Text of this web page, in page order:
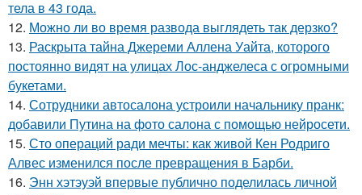
тела в 43 года.
12. Можно ли во время развода выглядеть так дерзко?
13. Раскрыта тайна Джереми Аллена Уайта, которого
постоянно видят на улицах Лос-анджелеса с огромными
букетами.
14. Сотрудники автосалона устроили начальнику пранк:
добавили Путина на фото салона с помощью нейросети.
15. Сто операций ради мечты: как живой Кен Родриго
Алвес изменился после превращения в Барби.
16. Энн хэтэуэй впервые публично поделилась личной